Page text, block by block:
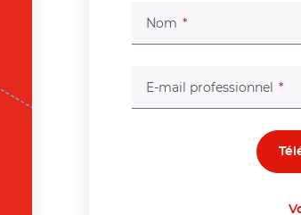
Nom (champ
E-mail professionnel